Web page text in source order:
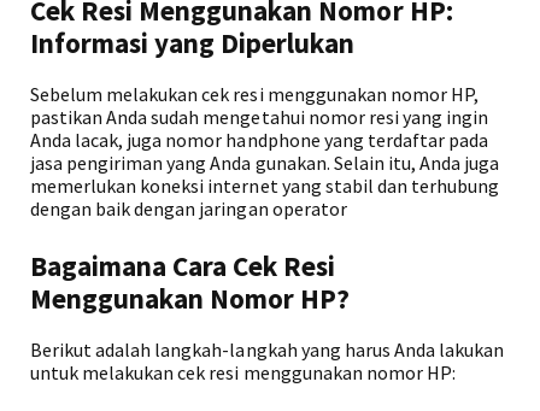
Cek Resi Menggunakan Nomor HP:
Informasi yang Diperlukan
Sebelum melakukan cek resi menggunakan nomor HP,
pastikan Anda sudah mengetahui nomor resi yang ingin
Anda lacak, juga nomor handphone yang terdaftar pada
jasa pengiriman yang Anda gunakan. Selain itu, Anda juga
memerlukan koneksi internet yang stabil dan terhubung
dengan baik dengan jaringan operator
Bagaimana Cara Cek Resi
Menggunakan Nomor HP?
Berikut adalah langkah-langkah yang harus Anda lakukan
untuk melakukan cek resi menggunakan nomor HP: